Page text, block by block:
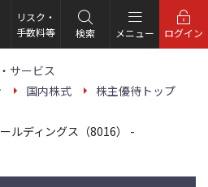
リスク・
手数料等
検索 メニュー ログイン
サービス
国内株式
株主優待トップ
ルディングス（8016） -